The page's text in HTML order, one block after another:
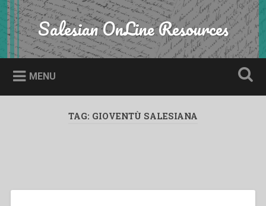
Skip
to
content
Search Salesian OnLine Resources
MENU
TAG: GIOVENTÙ SALESIANA